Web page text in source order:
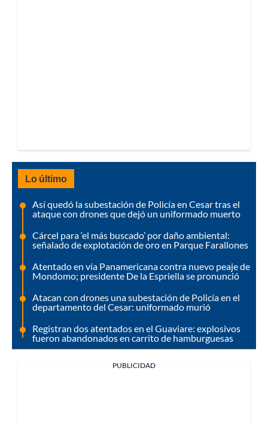
Lo último
Así quedó la subestación de Policía en Cesar tras el
ataque con drones que dejó un uniformado muerto
Cárcel para ‘el más buscado’ por daño ambiental:
señalado de explotación de oro en Parque Farallones
Atentado en vía Panamericana contra nuevo peaje de
Mondomo; presidente De la Espriella se pronunció
Atacan con drones una subestación de Policía en el
departamento del Cesar: uniformado murió
Registran dos atentados en el Guaviare: explosivos
fueron abandonados en carrito de hamburguesas
PUBLICIDAD